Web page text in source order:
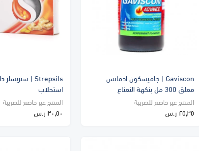
Gaviscon | جافيسكون ادفانس
معلق 300 مل بنكهة النعناع
المنتج غير خاضع للضريبة
٢٥٫٣٥ ر.س
استحلاب
المنتج غير خاضع للضريبة
٣٠٫٥٠ ر.س